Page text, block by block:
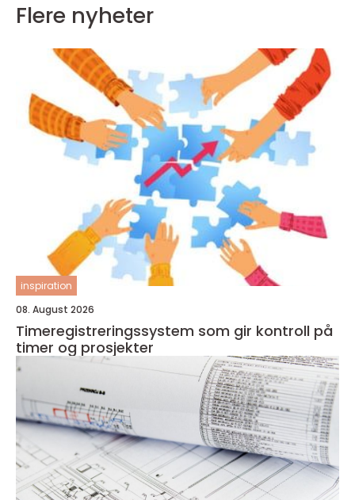
Flere nyheter
inspiration
08. August 2026
Timeregistreringssystem som gir kontroll på
timer og prosjekter